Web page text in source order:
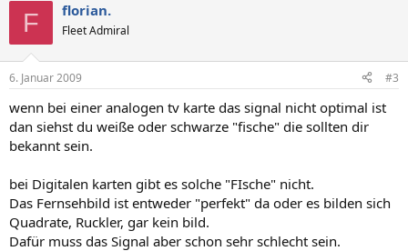
F florian.
Fleet Admiral
6. Januar 2009 #3
wenn bei einer analogen tv karte das signal nicht optimal ist
dan siehst du weiße oder schwarze "fische" die sollten dir
bekannt sein.
bei Digitalen karten gibt es solche "FIsche" nicht.
Das Fernsehbild ist entweder "perfekt" da oder es bilden sich
Quadrate, Ruckler, gar kein bild.
Dafür muss das Signal aber schon sehr schlecht sein.